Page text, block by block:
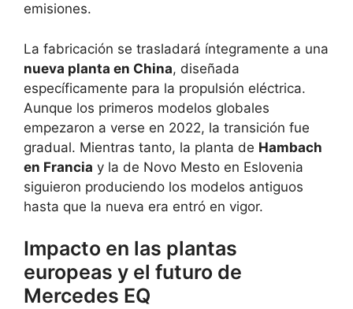
emisiones.
La fabricación se trasladará íntegramente a una
nueva planta en China, diseñada
específicamente para la propulsión eléctrica.
Aunque los primeros modelos globales
empezaron a verse en 2022, la transición fue
gradual. Mientras tanto, la planta de Hambach
en Francia y la de Novo Mesto en Eslovenia
siguieron produciendo los modelos antiguos
hasta que la nueva era entró en vigor.
Impacto en las plantas
europeas y el futuro de
Mercedes EQ